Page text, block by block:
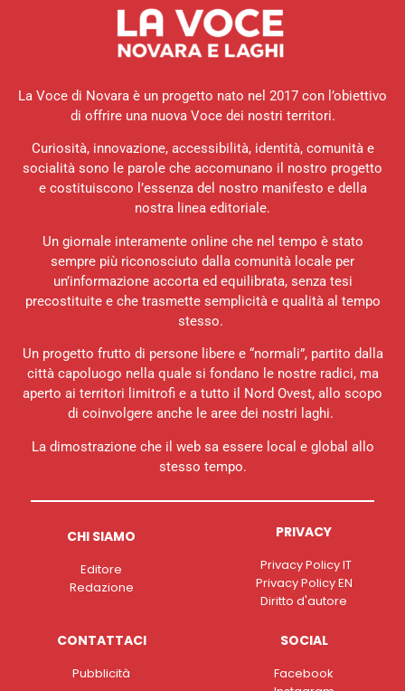
La Voce di Novara è un progetto nato nel 2017 con l’obiettivo
di offrire una nuova Voce dei nostri territori.
Curiosità, innovazione, accessibilità, identità, comunità e
socialità sono le parole che accomunano il nostro progetto
e costituiscono l’essenza del nostro manifesto e della
nostra linea editoriale.
Un giornale interamente online che nel tempo è stato
sempre più riconosciuto dalla comunità locale per
un’informazione accorta ed equilibrata, senza tesi
precostituite e che trasmette semplicità e qualità al tempo
stesso.
Un progetto frutto di persone libere e “normali”, partito dalla
città capoluogo nella quale si fondano le nostre radici, ma
aperto ai territori limitrofi e a tutto il Nord Ovest, allo scopo
di coinvolgere anche le aree dei nostri laghi.
La dimostrazione che il web sa essere local e global allo
stesso tempo.
CHI SIAMO
Editore
Redazione
PRIVACY
Privacy Policy IT
Privacy Policy EN
Diritto d'autore
CONTATTACI
Pubblicità
SOCIAL
Facebook